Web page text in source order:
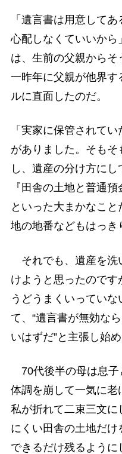
「遺言書は用意して
心配しなくていいから
は、生前の父親からそ
一昨年に父親が他界
ルに直面したのだ。
「実家に保管されて
がありました。そも
し、遺産の分け方にし
『田舎の土地と普通
といった大まかなこ
地の地番などもはっき
それでも、遺産を洗
けようと思ったのです
うどうまくいってい
て、“遺言書が無効な
いはずだ”と主張し始め
70代後半の母は息子
体調を崩して一気に老
私が折れて二束三文に
にくい田舎の土地だ
できるだけ残るように